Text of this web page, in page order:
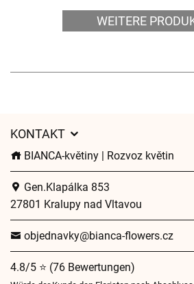
WEITERE
KONTAKT
BIANCA-květiny | Rozvoz květin
Gen.Klapálka 853
27801 Kralupy nad Vltavou
objednavky@bianca-flowers.cz
4.8/5 ⭐ (76 Bewertungen)